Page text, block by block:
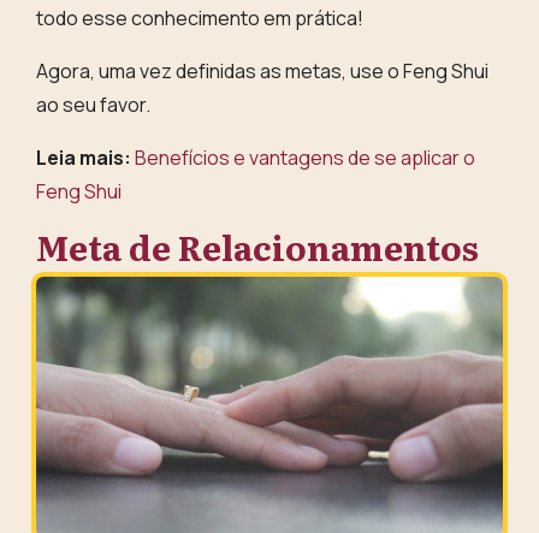
todo esse conhecimento em prática!
Agora, uma vez definidas as metas, use o Feng Shui
ao seu favor.
Leia mais: Benefícios e vantagens de se aplicar o
Feng Shui
Meta de Relacionamentos